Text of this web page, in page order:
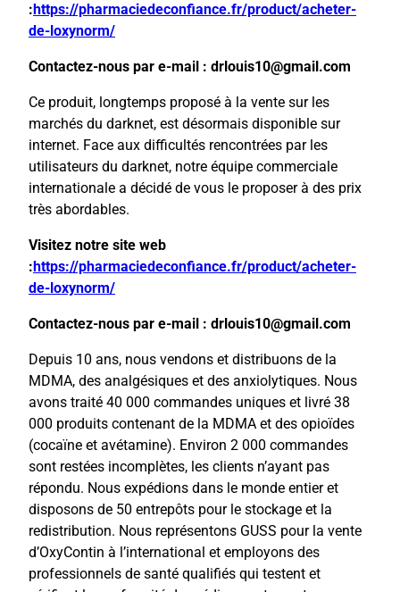
: https://pharmaciedeconfiance.fr/product/acheter-
de-loxynorm/
Contactez-nous par e-mail : drlouis10@gmail.com
Ce produit, longtemps proposé à la vente sur les
marchés du darknet, est désormais disponible sur
internet. Face aux difficultés rencontrées par les
utilisateurs du darknet, notre équipe commerciale
internationale a décidé de vous le proposer à des prix
très abordables.
Visitez notre site web
: https://pharmaciedeconfiance.fr/product/acheter-
de-loxynorm/
Contactez-nous par e-mail : drlouis10@gmail.com
Depuis 10 ans, nous vendons et distribuons de la
MDMA, des analgésiques et des anxiolytiques. Nous
avons traité 40 000 commandes uniques et livré 38
000 produits contenant de la MDMA et des opioïdes
(cocaïne et avétamine). Environ 2 000 commandes
sont restées incomplètes, les clients n’ayant pas
répondu. Nous expédions dans le monde entier et
disposons de 50 entrepôts pour le stockage et la
redistribution. Nous représentons GUSS pour la vente
d’OxyContin à l’international et employons des
professionnels de santé qualifiés qui testent et